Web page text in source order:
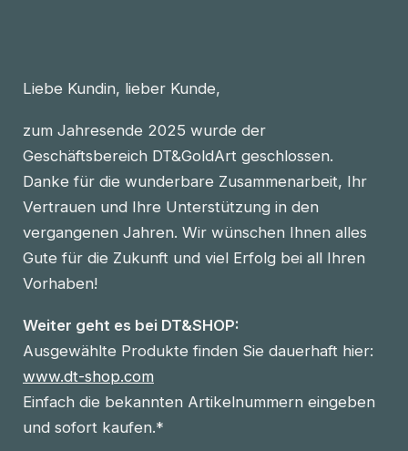
Liebe Kundin, lieber Kunde,
zum Jahresende 2025 wurde der
Geschäftsbereich DT&GoldArt geschlossen.
Danke für die wunderbare Zusammenarbeit, Ihr
Vertrauen und Ihre Unterstützung in den
vergangenen Jahren. Wir wünschen Ihnen alles
Gute für die Zukunft und viel Erfolg bei all Ihren
Vorhaben!
Weiter geht es bei DT&SHOP:
Ausgewählte Produkte finden Sie dauerhaft hier:
www.dt-shop.com
Einfach die bekannten Artikelnummern eingeben
und sofort kaufen.*